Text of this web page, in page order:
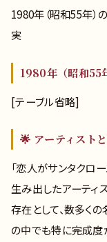
1980年（昭和55年）
実
1980年（昭和55
[テーブル省略]
🌟 アーティスト
「恋人がサンタクロ
生み出したアーティ
存在として、数多く
の中でも特に完成度